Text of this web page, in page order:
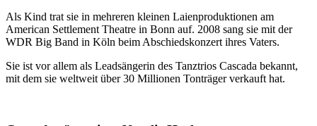
Als Kind trat sie in mehreren kleinen Laienproduktionen am
American Settlement Theatre in Bonn auf. 2008 sang sie mit der
WDR Big Band in Köln beim Abschiedskonzert ihres Vaters.
Sie ist vor allem als Leadsängerin des Tanztrios Cascada bekannt,
mit dem sie weltweit über 30 Millionen Tonträger verkauft hat.